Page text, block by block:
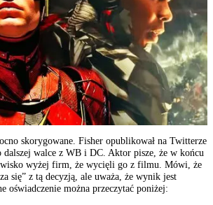
skorygowane. Fisher opublikował na Twitterze
dalszej walce z WB i DC. Aktor pisze, że w końcu
wyżej firm, że wycięli go z filmu. Mówi, że
się” z tą decyzją, ale uważa, że wynik jest
oświadczenie można przeczytać poniżej: